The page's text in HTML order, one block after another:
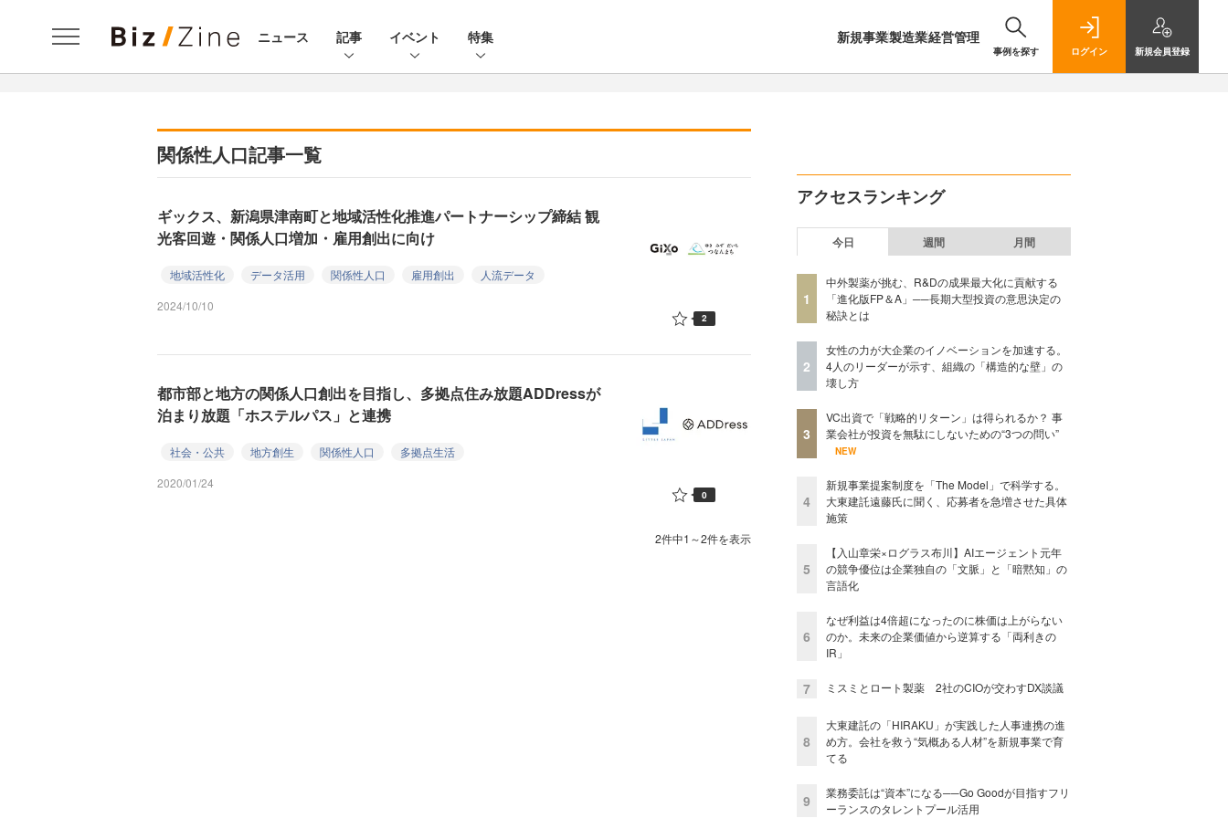
ニュース 記事 イベント 特集 新規事業製造業経営管理
事例を探す ログイン 新規会員登録
関係性人口記事一覧
ギックス、新潟県津南町と地域活性化推進パートナーシップ締結 観
光客回遊・関係人口増加・雇用創出に向け
地域活性化 データ活用 関係性人口 雇用創出
人流データ
2024/10/10
2
都市部と地方の関係人口創出を目指し、多拠点住み放題ADDressが
泊まり放題「ホステルパス」と連携
社会・公共 地方創生 関係性人口
多拠点生活
2020/01/24
0
2件中1～2件を表示
アクセスランキング
今日 週間 月間
1
中外製薬が挑む、R&Dの成果最大化に貢献する
「進化版FP＆A」──長期大型投資の意思決定の
秘訣とは
2
女性の力が大企業のイノベーションを加速する。
4人のリーダーが示す、組織の「構造的な壁」の
壊し方
3
VC出資で「戦略的リターン」は得られるか？ 事
業会社が投資を無駄にしないための“3つの問い”
NEW
4
新規事業提案制度を「The Model」で科学する。
大東建託遠藤氏に聞く、応募者を急増させた具体
施策
5
【入山章栄×ログラス布川】AIエージェント元年
の競争優位は企業独自の「文脈」と「暗黙知」の
言語化
6
なぜ利益は4倍超になったのに株価は上がらない
のか。未来の企業価値から逆算する「両利きの
IR」
7 ミスミとロート製薬 2社のCIOが交わすDX談議
8
大東建託の「HIRAKU」が実践した人事連携の進
め方。会社を救う“気概ある人材”を新規事業で育
てる
9
業務委託は“資本”になる──Go Goodが目指すフリ
ーランスのタレントプール活用